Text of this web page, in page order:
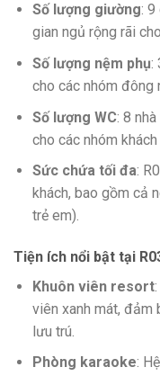
Số lượng giường: 9
gian ngủ rộng rãi
Số lượng nệm phụ:
cho các nhóm đông
Số lượng WC: 8
cho các nhóm khách
Sức chứa tối đa:
khách, bao gồm cả
trẻ em).
Tiện ích nổi bật tại
Khuôn viên resort
viên xanh mát, đảm
lưu trú.
Phòng karaoke: